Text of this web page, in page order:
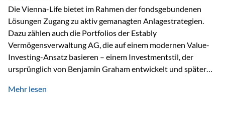
Die Vienna-Life bietet im Rahmen der fondsgebundenen
Lösungen Zugang zu aktiv gemanagten Anlagestrategien.
Dazu zählen auch die Portfolios der Estably
Vermögensverwaltung AG, die auf einem modernen Value-
Investing-Ansatz basieren – einem Investmentstil, der
ursprünglich von Benjamin Graham entwickelt und später
Modernes Value Investing als Grundlage Der
Mehr lesen